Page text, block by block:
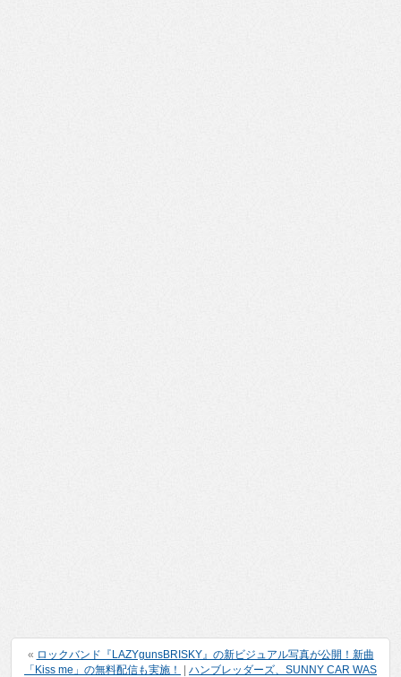
« ロックバンド『LAZYgunsBRISKY』の新ビジュアル写真が公開！新曲
「Kiss me」の無料配信も実施！
| ハンブレッダーズ、SUNNY CAR WAS